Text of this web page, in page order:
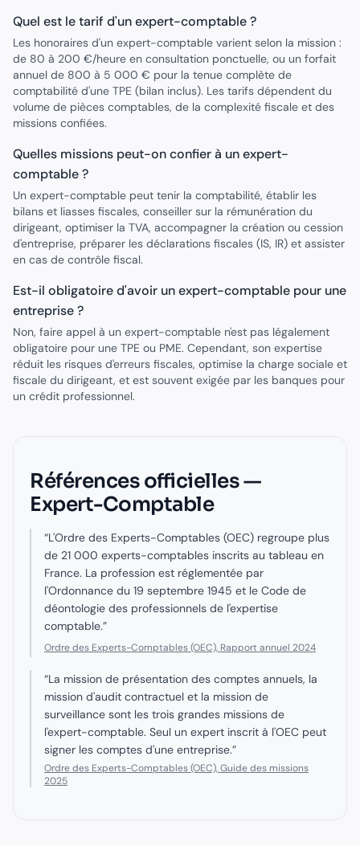
Quel est le tarif d'un expert-comptable ?
Les honoraires d'un expert-comptable varient selon la mission :
de 80 à 200 €/heure en consultation ponctuelle, ou un forfait
annuel de 800 à 5 000 € pour la tenue complète de
comptabilité d'une TPE (bilan inclus). Les tarifs dépendent du
volume de pièces comptables, de la complexité fiscale et des
missions confiées.
Quelles missions peut-on confier à un expert-
comptable ?
Un expert-comptable peut tenir la comptabilité, établir les
bilans et liasses fiscales, conseiller sur la rémunération du
dirigeant, optimiser la TVA, accompagner la création ou cession
d'entreprise, préparer les déclarations fiscales (IS, IR) et assister
en cas de contrôle fiscal.
Est-il obligatoire d'avoir un expert-comptable pour une
entreprise ?
Non, faire appel à un expert-comptable n'est pas légalement
obligatoire pour une TPE ou PME. Cependant, son expertise
réduit les risques d'erreurs fiscales, optimise la charge sociale et
fiscale du dirigeant, et est souvent exigée par les banques pour
un crédit professionnel.
Références officielles —
Expert-Comptable
“L'Ordre des Experts-Comptables (OEC) regroupe plus
de 21 000 experts-comptables inscrits au tableau en
France. La profession est réglementée par
l'Ordonnance du 19 septembre 1945 et le Code de
déontologie des professionnels de l'expertise
comptable.”
Ordre des Experts-Comptables (OEC), Rapport annuel 2024
“La mission de présentation des comptes annuels, la
mission d'audit contractuel et la mission de
surveillance sont les trois grandes missions de
l'expert-comptable. Seul un expert inscrit à l'OEC peut
signer les comptes d'une entreprise.”
Ordre des Experts-Comptables (OEC), Guide des missions
2025